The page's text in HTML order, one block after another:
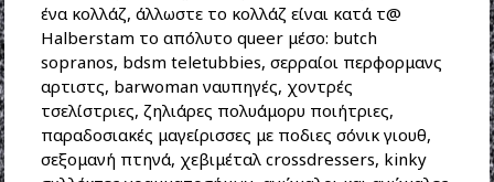
ένα κολλάζ, άλλωστε το κολλάζ είναι κατά τ@
Halberstam το απόλυτο queer μέσο: butch
sopranos, bdsm teletubbies, σερραίοι περφορμανς
αρτιστς, barwoman ναυπηγές, χοντρές
τσελίστριες, ζηλιάρες πολυάμορυ ποιήτριες,
παραδοσιακές μαγείρισσες με ποδιες σόνικ γιουθ,
σεξομανή πτηνά, χεβιμέταλ crossdressers, kinky